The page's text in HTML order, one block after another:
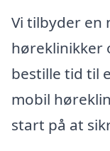
Vi tilbyder en
høreklinikker
bestille tid til
mobil
start på at